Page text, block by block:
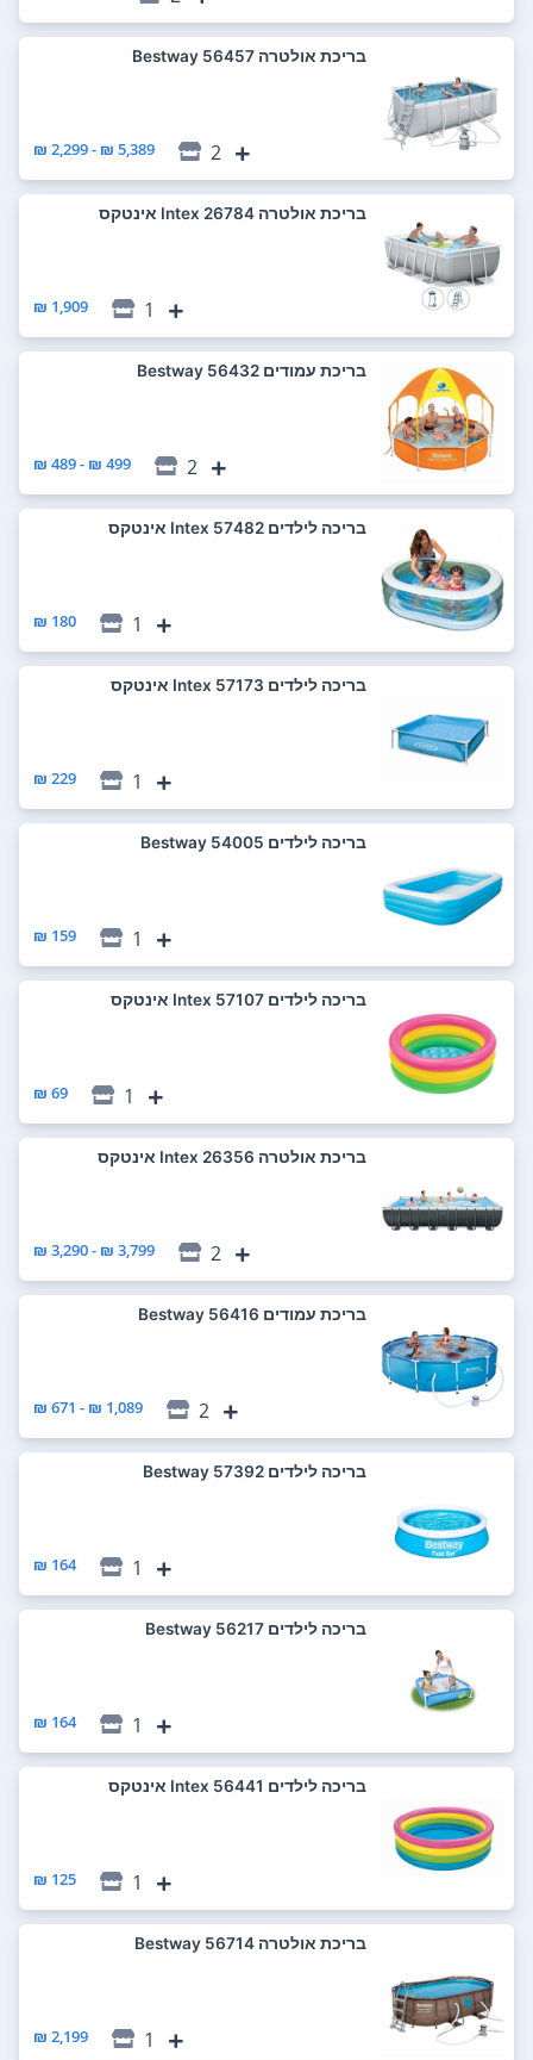
‏בריכת אולטרה 56457 Bestway
2
5,389 ₪ - 2,299 ₪
‏בריכת אולטרה 26784 Intex אינטקס
1
1,909 ₪
‏בריכת עמודים 56432 Bestway
2
499 ₪ - 489 ₪
‏בריכה לילדים 57482 Intex אינטקס
1
180 ₪
‏בריכה לילדים 57173 Intex אינטקס
1
229 ₪
‏בריכה לילדים 54005 Bestway
1
159 ₪
‏בריכה לילדים 57107 Intex אינטקס
1
69 ₪
‏בריכת אולטרה 26356 Intex אינטקס
2
3,799 ₪ - 3,290 ₪
‏בריכת עמודים 56416 Bestway
2
1,089 ₪ - 671 ₪
‏בריכה לילדים 57392 Bestway
1
164 ₪
‏בריכה לילדים 56217 Bestway
1
164 ₪
‏בריכה לילדים 56441 Intex אינטקס
1
125 ₪
‏בריכת אולטרה 56714 Bestway
1
2,199 ₪